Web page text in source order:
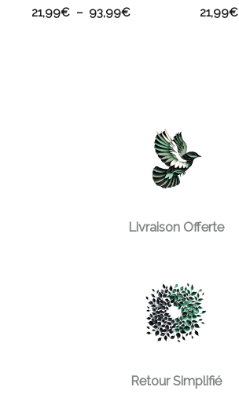
21,99€ – 93,99€ 21,99€
Livraison Offerte
Retour Simplifié